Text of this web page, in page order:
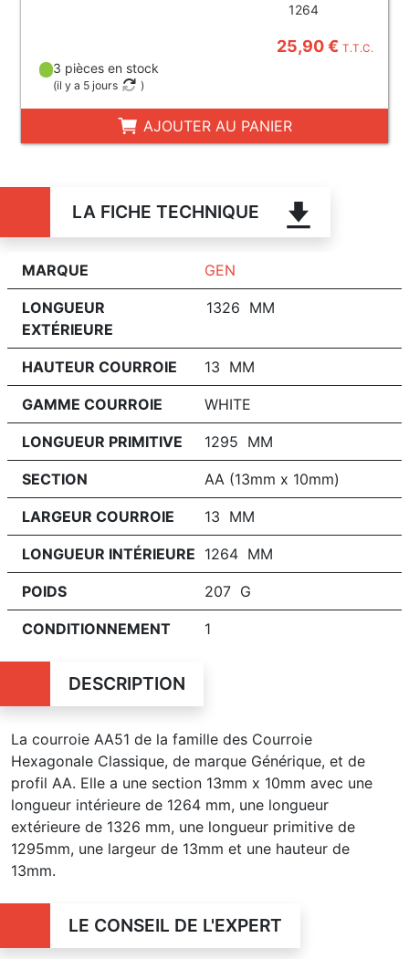
1264
25,90 €T.T.C.
3 pièces en stock
(il y a 5 jours )
AJOUTER AU PANIER
LA FICHE TECHNIQUE
MARQUE GEN
LONGUEUR
EXTÉRIEURE
1326 MM
HAUTEUR COURROIE 13 MM
GAMME COURROIE WHITE
LONGUEUR PRIMITIVE 1295 MM
SECTION AA (13mm x 10mm)
LARGEUR COURROIE 13 MM
LONGUEUR INTÉRIEURE 1264 MM
POIDS 207 G
CONDITIONNEMENT 1
DESCRIPTION
La courroie AA51 de la famille des Courroie
Hexagonale Classique, de marque Générique, et de
profil AA. Elle a une section 13mm x 10mm avec une
longueur intérieure de 1264 mm, une longueur
extérieure de 1326 mm, une longueur primitive de
1295mm, une largeur de 13mm et une hauteur de
13mm.
LE CONSEIL DE L'EXPERT